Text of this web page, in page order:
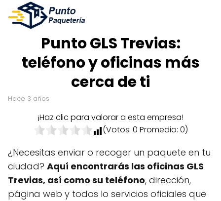
Punto GLS Trevias:
teléfono y oficinas más
cerca de ti
hace 3 años
¡Haz clic para valorar a esta empresa!
(Votos: 0 Promedio: 0)
¿Necesitas enviar o recoger un paquete en tu
ciudad? Aquí encontrarás las oficinas GLS
Trevias, así como su teléfono, dirección,
página web y todos lo servicios oficiales que